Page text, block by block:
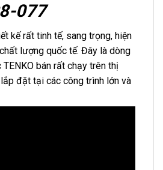
077
kế rất tinh tế, sang trọng, hiện
lượng quốc tế. Đây là dòng
bán rất chạy trên thị
đặt tại các công trình lớn và